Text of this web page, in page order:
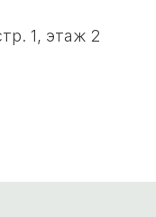
1, этаж 2